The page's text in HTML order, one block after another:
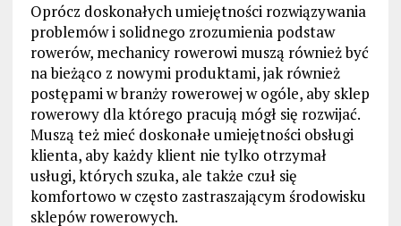
Oprócz doskonałych umiejętności rozwiązywania
problemów i solidnego zrozumienia podstaw
rowerów, mechanicy rowerowi muszą również być
na bieżąco z nowymi produktami, jak również
postępami w branży rowerowej w ogóle, aby sklep
rowerowy dla którego pracują mógł się rozwijać.
Muszą też mieć doskonałe umiejętności obsługi
klienta, aby każdy klient nie tylko otrzymał
usługi, których szuka, ale także czuł się
komfortowo w często zastraszającym środowisku
sklepów rowerowych.